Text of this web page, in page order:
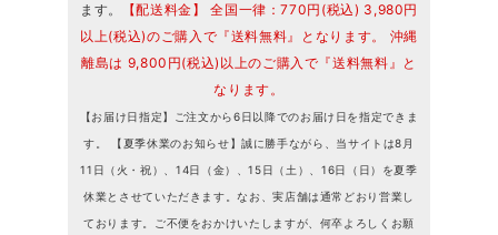
ます。
【配送料金】 全国一律：770円(税込) 3,980円
以上(税込)のご購入で『送料無料』となります。 沖縄
離島は 9,800円(税込)以上のご購入で『送料無料』と
なります。
【お届け日指定】ご注文から6日以降でのお届け日を指定できま
す。 【夏季休業のお知らせ】誠に勝手ながら、当サイトは8月
11日（火・祝）、14日（金）、15日（土）、16日（日）を夏季
休業とさせていただきます。なお、実店舗は通常どおり営業し
ております。ご不便をおかけいたしますが、何卒よろしくお願